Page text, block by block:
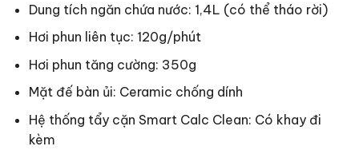
Dung tích ngăn chứa nước: 1,4L (có thể tháo rời)
Hơi phun liên tục: 120g/phút
Hơi phun tăng cường: 350g
Mặt đế bàn ủi: Ceramic chống dính
Hệ thống tẩy cặn Smart Calc Clean: Có khay đi
kèm